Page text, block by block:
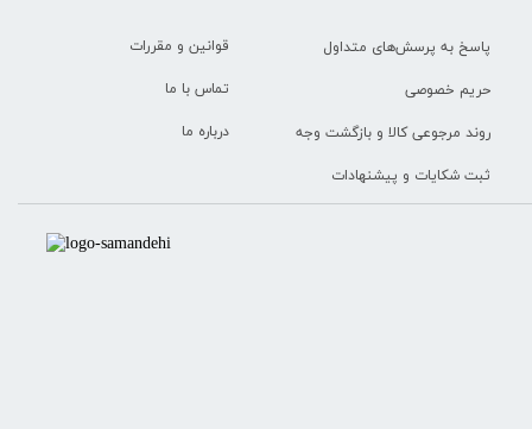
پاسخ به پرسش‌های متداول
حریم خصوصی
روند مرجوعی کالا و بازگشت وجه
ثبت شکایات و پیشنهادات
قوانین و مقررات
تماس با ما
درباره ما